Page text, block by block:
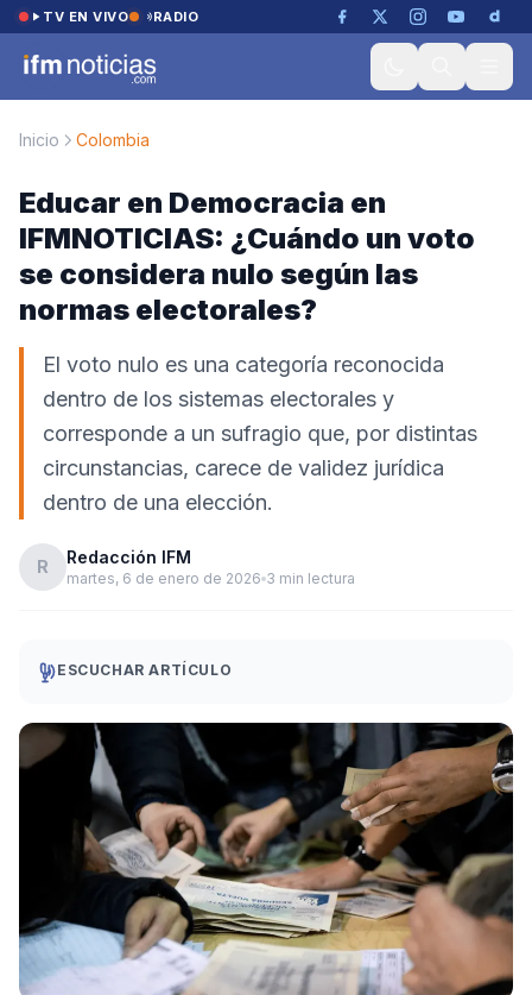
Saltar al contenido
TV EN VIVO RADIO
Inicio Colombia
Educar en Democracia en
IFMNOTICIAS: ¿Cuándo un voto
se considera nulo según las
normas electorales?
El voto nulo es una categoría reconocida
dentro de los sistemas electorales y
corresponde a un sufragio que, por distintas
circunstancias, carece de validez jurídica
dentro de una elección.
R Redacción IFM
martes, 6 de enero de 2026 3 min lectura
ESCUCHAR ARTÍCULO